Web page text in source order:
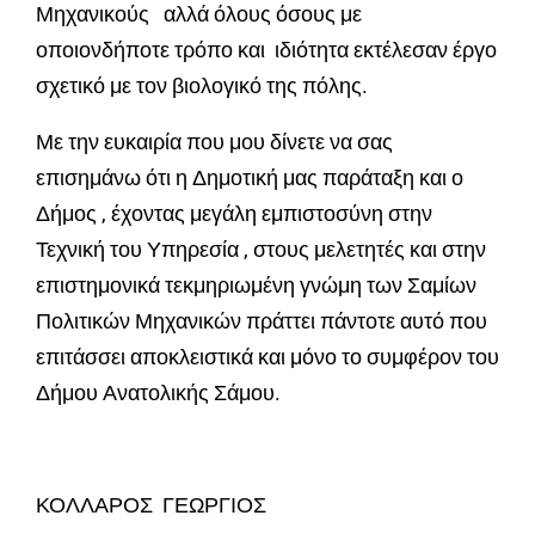
Μηχανικούς αλλά όλους όσους με
οποιονδήποτε τρόπο και ιδιότητα εκτέλεσαν έργο
σχετικό με τον βιολογικό της πόλης.
Με την ευκαιρία που μου δίνετε να σας
επισημάνω ότι η Δημοτική μας παράταξη και ο
Δήμος , έχοντας μεγάλη εμπιστοσύνη στην
Τεχνική του Υπηρεσία , στους μελετητές και στην
επιστημονικά τεκμηριωμένη γνώμη των Σαμίων
Πολιτικών Μηχανικών πράττει πάντοτε αυτό που
επιτάσσει αποκλειστικά και μόνο το συμφέρον του
Δήμου Ανατολικής Σάμου.
ΚΟΛΛΑΡΟΣ ΓΕΩΡΓΙΟΣ